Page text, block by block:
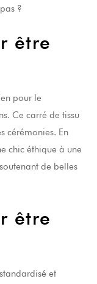
?
être
pour le
Ce carré de tissu
cérémonies. En
chic éthique à une
de belles
être
et